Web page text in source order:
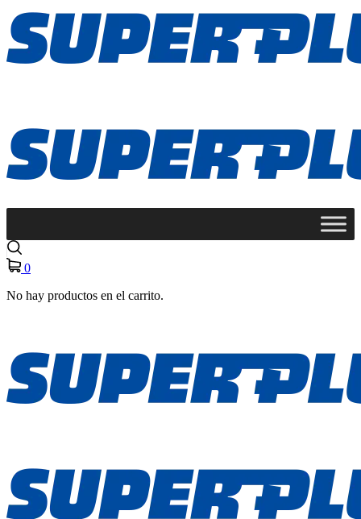
0
No hay productos en el carrito.